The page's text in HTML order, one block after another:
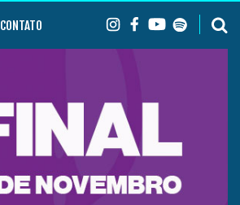
CONTATO